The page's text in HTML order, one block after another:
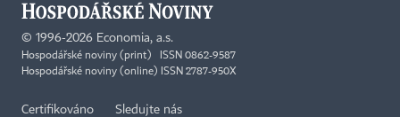
© 1996-2026 Economia, a.s.
Hospodářské noviny (print) ISSN 0862-9587
Hospodářské noviny (online) ISSN 2787-950X
Certifikováno Sledujte nás